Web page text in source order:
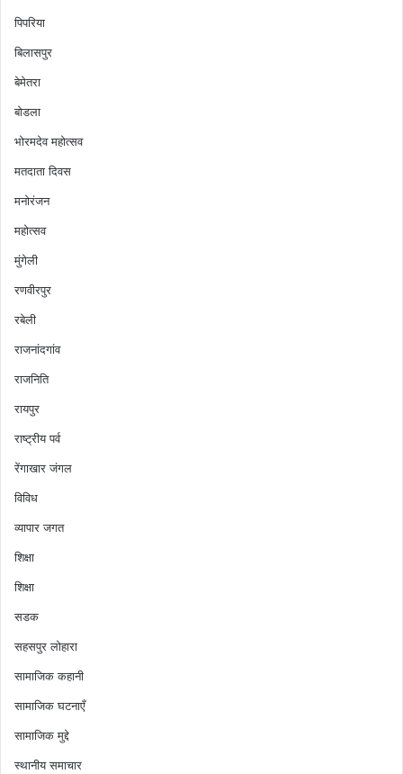
पिपरिया
बिलासपुर
बेमेतरा
बोडला
भोरमदेव महोत्सव
मतदाता दिवस
मनोरंजन
महोत्सव
मुंगेली
रणवीरपुर
रबेली
राजनांदगांव
राजनिति
रायपुर
राष्ट्रीय पर्व
रेंगाखार जंगल
विविध
व्यापार जगत
शिक्षा
शिक्षा
सडक
सहसपुर लोहारा
सामाजिक कहानी
सामाजिक घटनाएँ
सामाजिक मुद्दे
स्थानीय समाचार